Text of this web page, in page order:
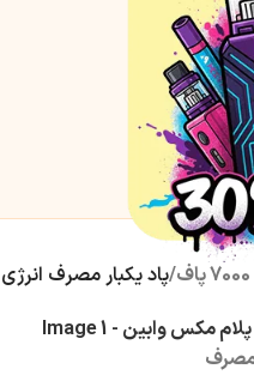
/پاد یکبار مصرف انرژی زا 6800 پاف پلام مکس